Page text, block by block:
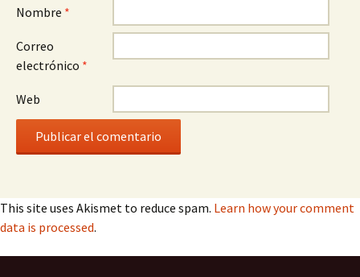
Nombre *
Correo
electrónico *
Web
This site uses Akismet to reduce spam. Learn how your comment
data is processed.